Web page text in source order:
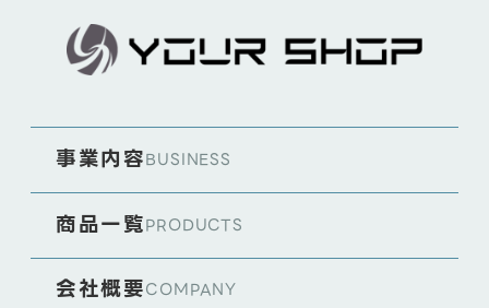
事業内容BUSINESS
商品一覧PRODUCTS
会社概要COMPANY